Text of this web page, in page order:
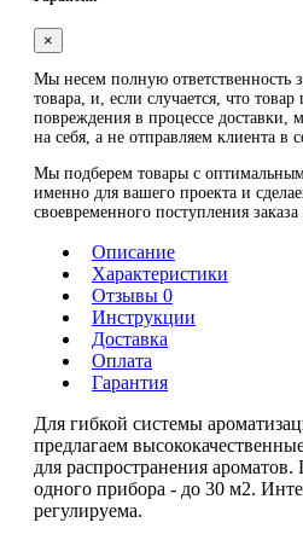
×
Мы несем полную ответственность
товара, и, если случается, что
повреждения в процессе доставки,
на себя, а не отправляем клиента в
Мы подберем товары с
именно для вашего проекта и
своевременного поступления
Описание
Характеристики
Отзывы 0
Инструкции
Доставка
Оплата
Гарантия
Для гибкой системы
предлагаем
для распространения
одного прибора - до 30 м2.
регулируема.